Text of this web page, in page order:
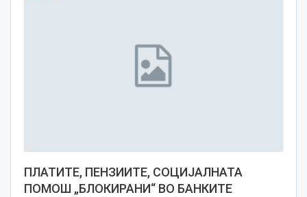
ПЛАТИТЕ, ПЕНЗИИТЕ, СОЦИЈАЛНАТА
ПОМОШ „БЛОКИРАНИ“ ВО БАНКИТЕ